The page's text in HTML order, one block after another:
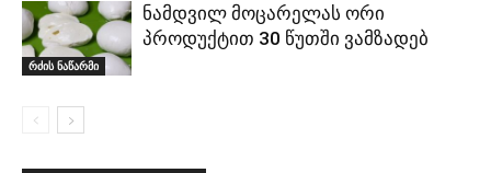
რძის ნაწარმი
ნამდვილ მოცარელას ორი
პროდუქტით 30 წუთში ვამზადებ